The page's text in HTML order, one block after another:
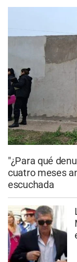
"¿Para qué
cuatro meses
escuchada